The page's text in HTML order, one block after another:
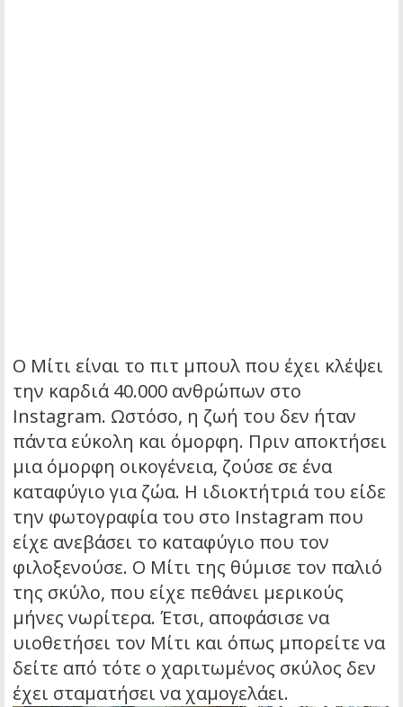
Ο Μίτι είναι το πιτ μπουλ που έχει κλέψει
την καρδιά 40.000 ανθρώπων στο
Instagram. Ωστόσο, η ζωή του δεν ήταν
πάντα εύκολη και όμορφη. Πριν αποκτήσει
μια όμορφη οικογένεια, ζούσε σε ένα
καταφύγιο για ζώα. Η ιδιοκτήτριά του είδε
την φωτογραφία του στο Instagram που
είχε ανεβάσει το καταφύγιο που τον
φιλοξενούσε. Ο Μίτι της θύμισε τον παλιό
της σκύλο, που είχε πεθάνει μερικούς
μήνες νωρίτερα. Έτσι, αποφάσισε να
υιοθετήσει τον Μίτι και όπως μπορείτε να
δείτε από τότε ο χαριτωμένος σκύλος δεν
έχει σταματήσει να χαμογελάει.